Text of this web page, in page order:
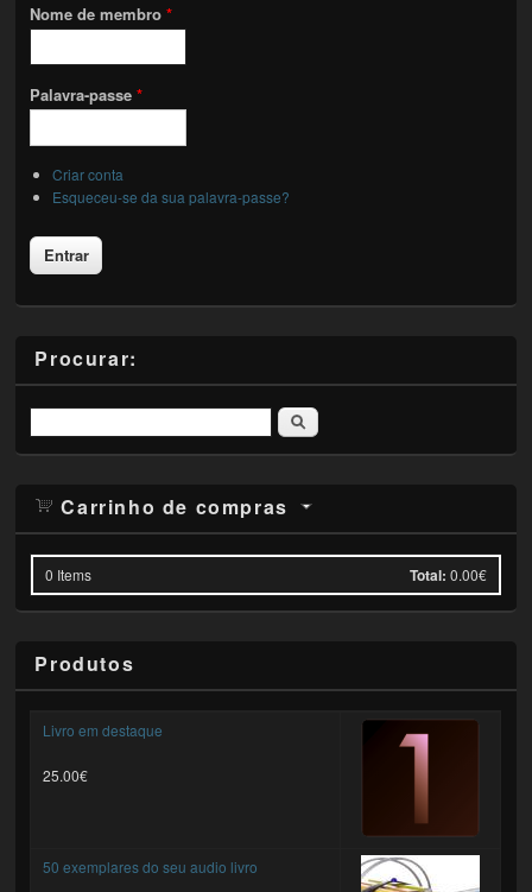
Nome de membro*
Palavra-passe*
Criar conta
Esqueceu-se da sua palavra-passe?
Procurar:
Pesquisar
Carrinho de compras
0 Items Total: 0.00€
Produtos
Livro em destaque
25.00€
50 exemplares do seu audio livro